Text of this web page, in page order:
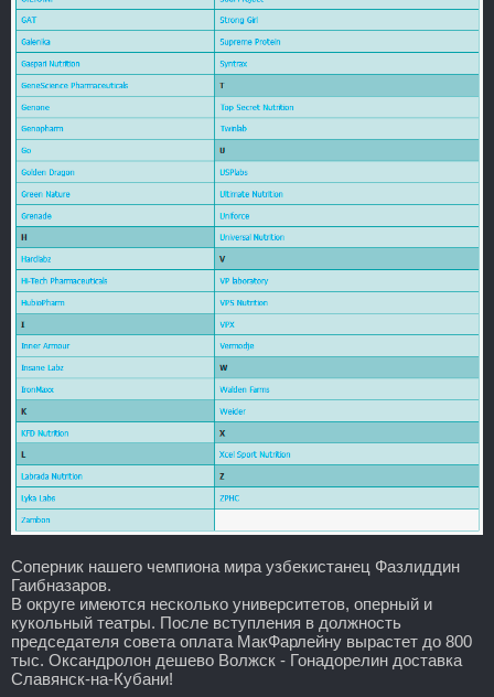
Соперник нашего чемпиона мира узбекистанец Фазлиддин
Гаибназаров.
В округе имеются несколько университетов, оперный и
кукольный театры. После вступления в должность
председателя совета оплата МакФарлейну вырастет до 800
тыс. Оксандролон дешево Волжск - Гонадорелин доставка
Славянск-на-Кубани!